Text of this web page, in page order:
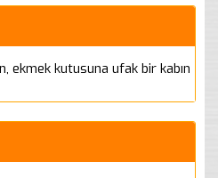
ekmek kutusuna ufak bir kabın